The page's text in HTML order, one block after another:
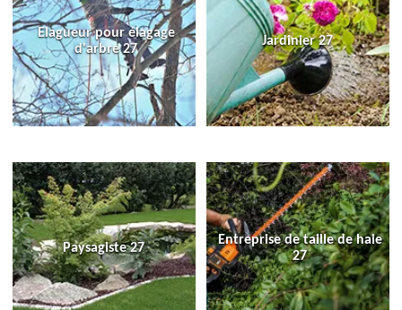
Elagueur pour élagage
d'arbre 27
Jardinier 27
Paysagiste 27
Entreprise de taille de haie
27